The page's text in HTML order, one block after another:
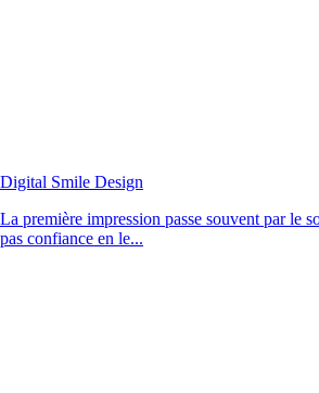
Digital Smile Design
La première impression passe souvent par le
pas confiance en le...